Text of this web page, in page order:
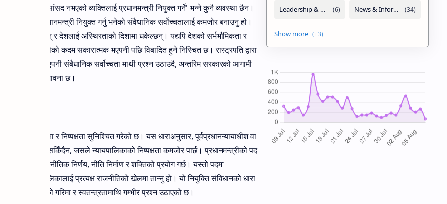
सरकार' वा 'सांसद नभएको व्यक्तिलाई प्रधानमन्त्री नियुक्त गर्ने' भन्ने कुनै व्यवस्था छैन।
प्रयोग गरेर प्रधानमन्त्री नियुक्त गर्नु भनेको संवैधानिक सर्वोच्चतालाई कमजोर बनाउनु हो।
नै प्रहार गर्छन् र देशलाई अस्थिरताको दिशामा धकेल्छन्। यद्यपि देशको सर्भभौमिकता र
चालेको कदम सकारात्मक भएपनी पछि विबादित हुने निस्चित छ। रास्ट्रपति द्वारा
जस्तो देखिएपनी संबैधानिक सर्वोच्चता माथी प्रश्न उठाउदै, अन्तरिम सरकारको आगामी
आउन सक्ने सम्भावना छ।
प्रश्न
स्वतन्त्रता र निष्पक्षता सुनिश्चित गरेको छ। यस धाराअनुसार, पूर्वप्रधानन्यायाधीश वा
नियुक्त गर्न सकिँदैन, जसले न्यायपालिकाको निष्पक्षता कमजोर पार्छ। प्रधानमन्त्रीको पद
पद हो, जसले राजनीतिक निर्णय, नीति निर्माण र शक्तिको प्रयोग गर्छ। यस्तो पदमा
भनेको न्यायपालिकालाई प्रत्यक्ष राजनीतिको खेलमा तान्नु हो। यो नियुक्ति संविधानको धारा
गरिमा र स्वतन्त्रतामाथि गम्भीर प्रश्न उठाएको छ।